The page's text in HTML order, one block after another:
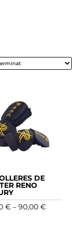
DE
RENO
€ – 90,00€Interval